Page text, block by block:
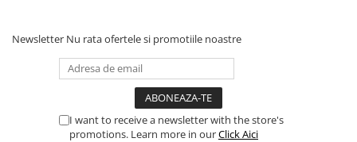
Newsletter Nu rata ofertele si promotiile noastre
I want to receive a newsletter with the store's
promotions. Learn more in ourClick Aici